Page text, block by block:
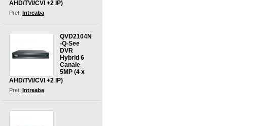
AHD/TVI/CVI +2 IP)
Pret: Intreaba
QVD2104N
-Q-See
DVR
Hybrid 6
Canale
5MP (4 x
AHD/TVI/CVI +2 IP)
Pret: Intreaba